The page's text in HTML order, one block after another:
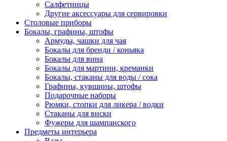
Салфетницы
Другие аксессуары для сервировки
Столовые приборы
Бокалы, графины, штофы
Армуды, чашки для чая
Бокалы для бренди / коньяка
Бокалы для вина
Бокалы для мартини, креманки
Бокалы, стаканы для воды / сока
Графины, кувшины, штофы
Подарочные наборы
Рюмки, стопки для ликера / водки
Стаканы для виски
Фужеры для шампанского
Предметы интерьера